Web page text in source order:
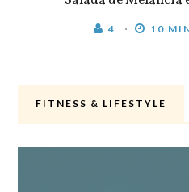
4 10
FITNESS & LIFESTYLE